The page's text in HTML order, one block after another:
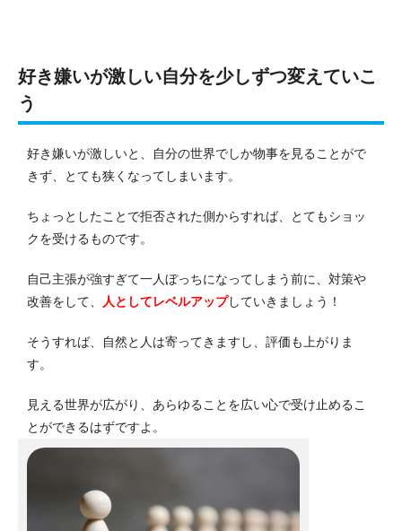
好き嫌いが激しい自分を少しずつ変えていこ
う
好き嫌いが激しいと、自分の世界でしか物事を見ることがで
きず、とても狭くなってしまいます。
ちょっとしたことで拒否された側からすれば、とてもショッ
クを受けるものです。
自己主張が強すぎて一人ぼっちになってしまう前に、対策や
改善をして、
人としてレベルアップしていきましょう！
そうすれば、自然と人は寄ってきますし、評価も上がりま
す。
見える世界が広がり、あらゆることを広い心で受け止めるこ
とができるはずですよ。